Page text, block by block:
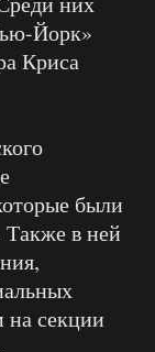
Йорк»
Криса
были
в ней
на секции